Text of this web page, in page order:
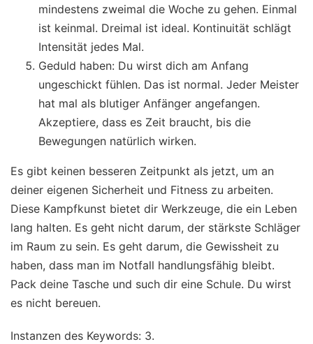
mindestens zweimal die Woche zu gehen. Einmal
ist keinmal. Dreimal ist ideal. Kontinuität schlägt
Intensität jedes Mal.
Geduld haben: Du wirst dich am Anfang
ungeschickt fühlen. Das ist normal. Jeder Meister
hat mal als blutiger Anfänger angefangen.
Akzeptiere, dass es Zeit braucht, bis die
Bewegungen natürlich wirken.
Es gibt keinen besseren Zeitpunkt als jetzt, um an
deiner eigenen Sicherheit und Fitness zu arbeiten.
Diese Kampfkunst bietet dir Werkzeuge, die ein Leben
lang halten. Es geht nicht darum, der stärkste Schläger
im Raum zu sein. Es geht darum, die Gewissheit zu
haben, dass man im Notfall handlungsfähig bleibt.
Pack deine Tasche und such dir eine Schule. Du wirst
es nicht bereuen.
Instanzen des Keywords: 3.